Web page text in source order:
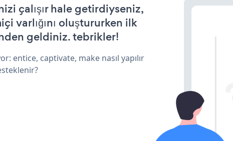
çalışır hale getirdiyseniz,
varlığını oluştururken ilk
geldiniz. tebrikler!
entice, captivate, make nasıl yapılır